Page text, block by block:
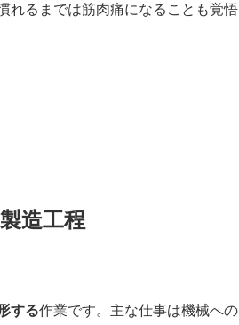
れるまでは筋肉痛になることも覚悟
造工程
する作業です。主な仕事は機械への